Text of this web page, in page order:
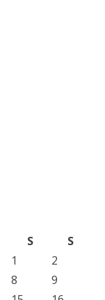
S
S
1
2
8
9